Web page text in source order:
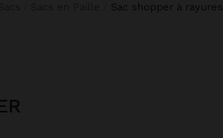
sac shopper à